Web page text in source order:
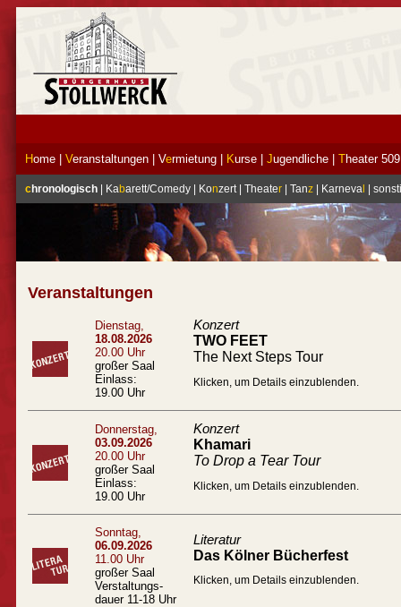
Home Veranstaltungen Vermietung Kurse Jugendliche Theater 509
chronologisch Kabarett/Comedy Konzert Theater Tanz Karneva sonsti
Veranstaltungen
Dienstag,
18.08.2026
20.00 Uhr
großer Saal
Einlass:
19.00 Uhr
Konzert
TWO FEET
The Next Steps Tour
Klicken, um Details einzublenden.
Donnerstag,
03.09.2026
20.00 Uhr
großer Saal
Einlass:
19.00 Uhr
Konzert
Khamari
To Drop a Tear Tour
Klicken, um Details einzublenden.
Sonntag,
06.09.2026
11.00 Uhr
großer Saal
Verstaltungs-
dauer 11-18 Uhr
Literatur
Das Kölner Bücherfest
Klicken, um Details einzublenden.